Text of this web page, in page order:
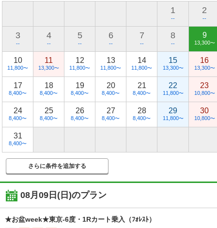
1
--
2
--
3
--
4
--
5
--
6
--
7
--
8
--
9
13,300〜
10
11,800〜
11
13,300〜
12
11,800〜
13
11,800〜
14
11,800〜
15
13,300〜
16
13,300〜
17
8,400〜
18
8,400〜
19
8,400〜
20
8,400〜
21
8,400〜
22
11,800〜
23
10,800〜
24
8,400〜
25
8,400〜
26
8,400〜
27
8,400〜
28
8,400〜
29
11,800〜
30
10,800〜
31
8,400〜
さらに条件を追加する
08月09日(日)のプラン
★お盆week★東京-6度・1Rカート乗入（ﾌｫﾚｽﾄ）